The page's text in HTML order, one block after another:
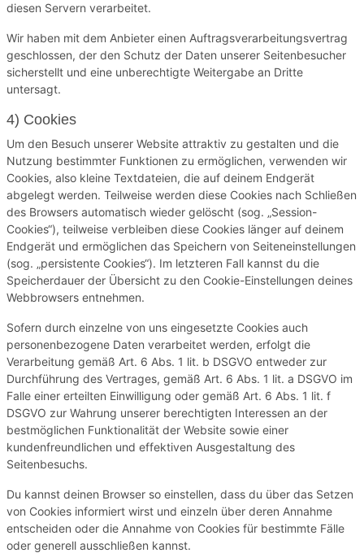
diesen Servern verarbeitet.
Wir haben mit dem Anbieter einen Auftragsverarbeitungsvertrag
geschlossen, der den Schutz der Daten unserer Seitenbesucher
sicherstellt und eine unberechtigte Weitergabe an Dritte
untersagt.
4) Cookies
Um den Besuch unserer Website attraktiv zu gestalten und die
Nutzung bestimmter Funktionen zu ermöglichen, verwenden wir
Cookies, also kleine Textdateien, die auf deinem Endgerät
abgelegt werden. Teilweise werden diese Cookies nach Schließen
des Browsers automatisch wieder gelöscht (sog. „Session-
Cookies“), teilweise verbleiben diese Cookies länger auf deinem
Endgerät und ermöglichen das Speichern von Seiteneinstellungen
(sog. „persistente Cookies“). Im letzteren Fall kannst du die
Speicherdauer der Übersicht zu den Cookie-Einstellungen deines
Webbrowsers entnehmen.
Sofern durch einzelne von uns eingesetzte Cookies auch
personenbezogene Daten verarbeitet werden, erfolgt die
Verarbeitung gemäß Art. 6 Abs. 1 lit. b DSGVO entweder zur
Durchführung des Vertrages, gemäß Art. 6 Abs. 1 lit. a DSGVO im
Falle einer erteilten Einwilligung oder gemäß Art. 6 Abs. 1 lit. f
DSGVO zur Wahrung unserer berechtigten Interessen an der
bestmöglichen Funktionalität der Website sowie einer
kundenfreundlichen und effektiven Ausgestaltung des
Seitenbesuchs.
Du kannst deinen Browser so einstellen, dass du über das Setzen
von Cookies informiert wirst und einzeln über deren Annahme
entscheiden oder die Annahme von Cookies für bestimmte Fälle
oder generell ausschließen kannst.